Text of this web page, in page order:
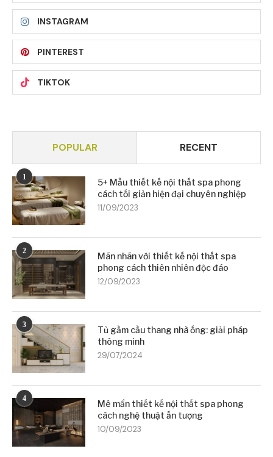
INSTAGRAM
PINTEREST
TIKTOK
POPULAR RECENT
1
5+ Mẫu thiết kế nội thất spa phong
cách tối giản hiện đại chuyên nghiệp
11/09/2023
2
Mãn nhãn với thiết kế nội thất spa
phong cách thiên nhiên độc đáo
12/09/2023
3
Tủ gầm cầu thang nhà ống: giải pháp
thông minh
29/07/2024
4
Mê mẩn thiết kế nội thất spa phong
cách nghệ thuật ấn tượng
10/09/2023